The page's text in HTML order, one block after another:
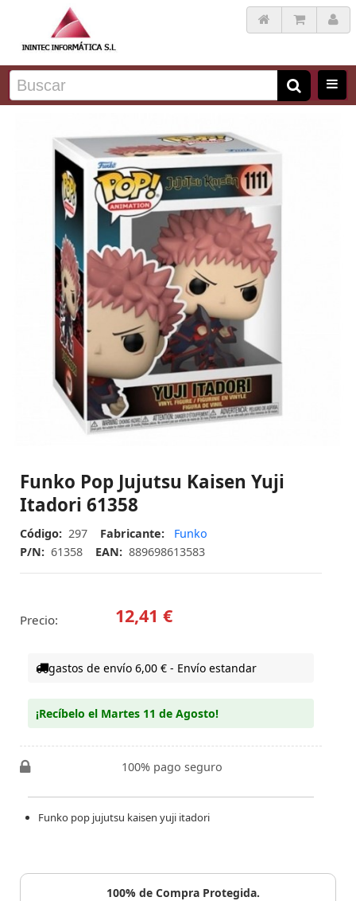
Funko Pop Jujutsu Kaisen Yuji
Itadori 61358
Código: 297 Fabricante:
Funko
P/N: 61358 EAN: 889698613583
Precio: 12,41 €
gastos de envío 6,00 € - Envío estandar
¡Recíbelo el Martes 11 de Agosto!
100% pago seguro
Funko pop jujutsu kaisen yuji itadori
100% de Compra Protegida.